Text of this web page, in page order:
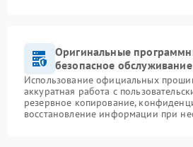
Оригинальные
безопасное
Использование официальных
аккуратная работа с
резервное копирование,
восстановление информации при